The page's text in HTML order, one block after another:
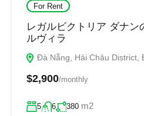
For Rent
レガルビクトリア ダナン
ルヴィラ
Đà Nẵng, Hải Châu District,
$2,900/monthly
5 6 380 m2